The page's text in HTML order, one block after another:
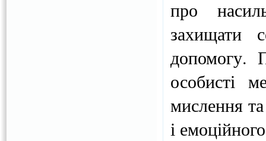
про
захищати
допомогу.
особисті
мислення
і